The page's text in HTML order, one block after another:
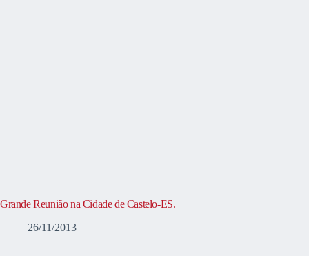
Grande Reunião na Cidade de Castelo-ES.
26/11/2013